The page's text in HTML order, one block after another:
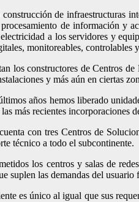
de infraestructuras
de información y
a los servidores y
monitoreables,
los constructores de Centros
y más aún en ciertas
años hemos liberado
más recientes
con tres Centros de
técnico a todo el subcontinente.
los centros y salas de
suplen las demandas del usuario
es único al igual que sus